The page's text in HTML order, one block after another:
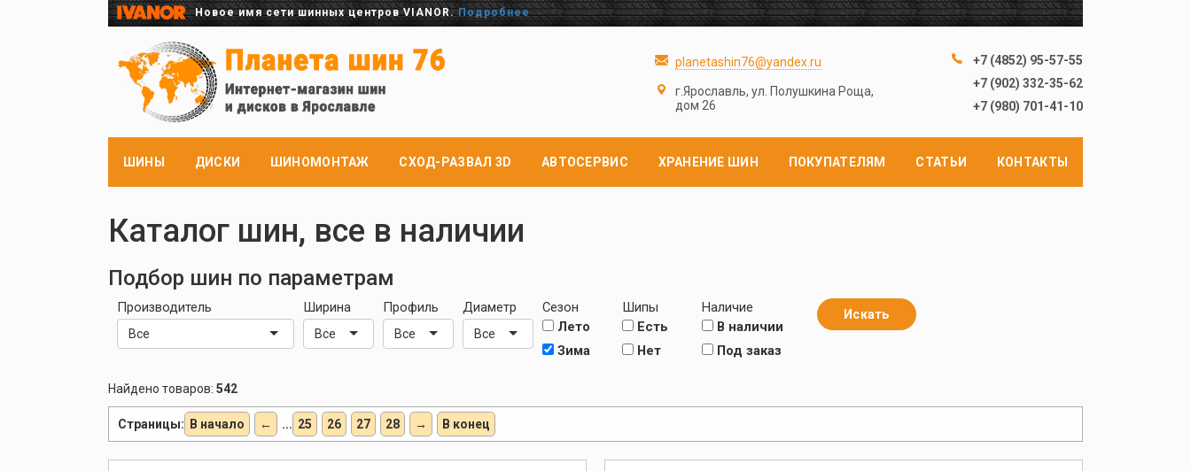
Новое имя сети шинных центров VIANOR.Подробнее
+7 (4852) 95-57-55
+7 (902) 332-35-62
+7 (980) 701-41-10
planetashin76@yandex.ru
г.Ярославль, ул. Полушкина Роща,
дом 26
ШИНЫ ДИСКИ ШИНОМОНТАЖ СХОД-РАЗВАЛ 3D АВТОСЕРВИС ХРАНЕНИЕ ШИН ПОКУПАТЕЛЯМ СТАТЬИ КОНТАКТЫ
Каталог шин, все в наличии
Подбор шин по параметрам
Производитель
Все
Ширина
Все
Профиль
Все
Диаметр
Все
Сезон
Лето
Зима
Шипы
Есть
Нет
Наличие
В наличии
Под заказ
Искать
Найдено товаров: 542
Страницы: В начало ← ... 25 26 27 28 → В конец